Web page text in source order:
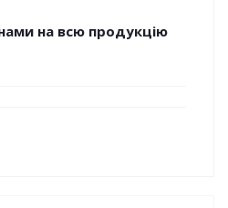
на всю продукцію